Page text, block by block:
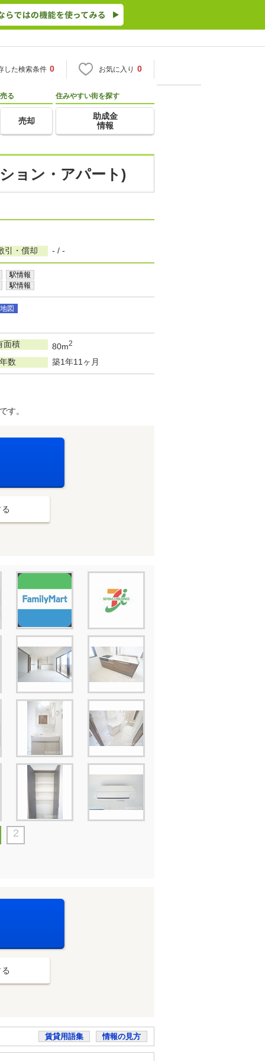
した検索条件 0 お気に入り 0
売る
売却
住みやすい街を探す
助成金
情報
ョン・アパート)
引・償却 - / -
駅情報
駅情報
図
面積 80m2
数 築1年11ヶ月
す。
2
賃貸用語集 情報の見方